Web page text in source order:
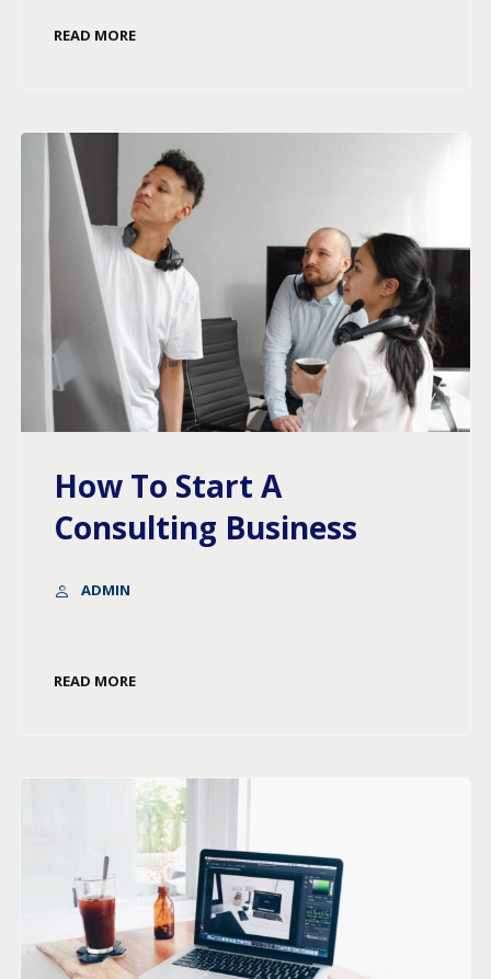
READ MORE
How To Start A
Consulting Business
ADMIN
READ MORE